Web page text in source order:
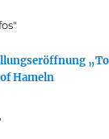
Hameln